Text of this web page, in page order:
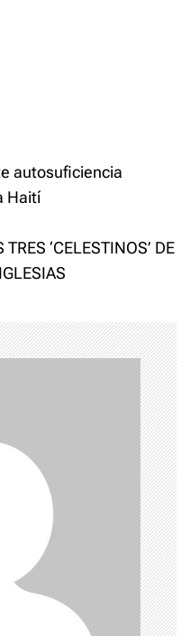
autosuficiencia
Haití
‘CELESTINOS’ DE